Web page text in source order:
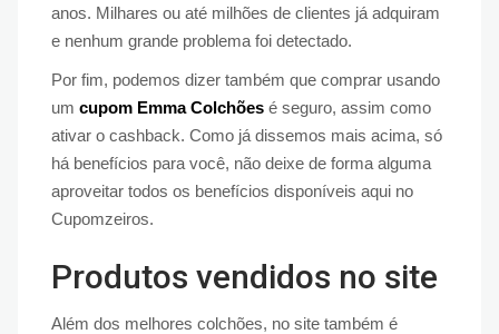
anos. Milhares ou até milhões de clientes já adquiram
e nenhum grande problema foi detectado.
Por fim, podemos dizer também que comprar usando
um cupom Emma Colchões é seguro, assim como
ativar o cashback. Como já dissemos mais acima, só
há benefícios para você, não deixe de forma alguma
aproveitar todos os benefícios disponíveis aqui no
Cupomzeiros.
Produtos vendidos no site
Além dos melhores colchões, no site também é